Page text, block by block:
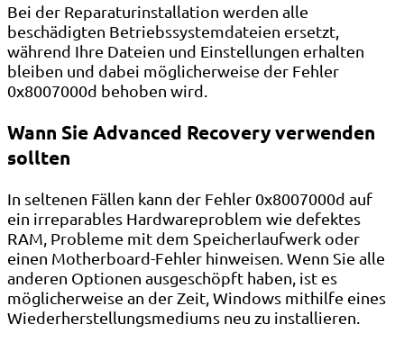
Bei der Reparaturinstallation werden alle
beschädigten Betriebssystemdateien ersetzt,
während Ihre Dateien und Einstellungen erhalten
bleiben und dabei möglicherweise der Fehler
0x8007000d behoben wird.
Wann Sie Advanced Recovery verwenden
sollten
In seltenen Fällen kann der Fehler 0x8007000d auf
ein irreparables Hardwareproblem wie defektes
RAM, Probleme mit dem Speicherlaufwerk oder
einen Motherboard-Fehler hinweisen. Wenn Sie alle
anderen Optionen ausgeschöpft haben, ist es
möglicherweise an der Zeit, Windows mithilfe eines
Wiederherstellungsmediums neu zu installieren.